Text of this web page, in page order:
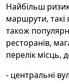
Найбільш
маршрути, такі
також
ресторанів,
перелік місць,
- центральні